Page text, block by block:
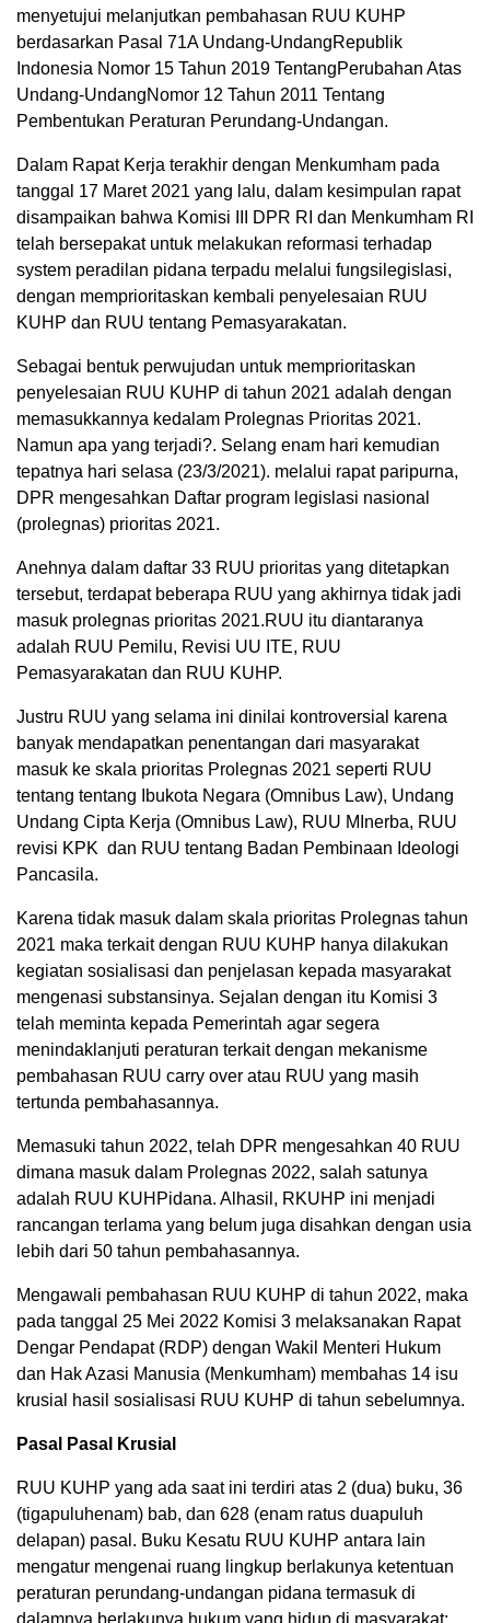
menyetujui melanjutkan pembahasan RUU KUHP
berdasarkan Pasal 71A Undang-UndangRepublik
Indonesia Nomor 15 Tahun 2019 TentangPerubahan Atas
Undang-UndangNomor 12 Tahun 2011 Tentang
Pembentukan Peraturan Perundang-Undangan.
Dalam Rapat Kerja terakhir dengan Menkumham pada
tanggal 17 Maret 2021 yang lalu, dalam kesimpulan rapat
disampaikan bahwa Komisi III DPR RI dan Menkumham RI
telah bersepakat untuk melakukan reformasi terhadap
system peradilan pidana terpadu melalui fungsilegislasi,
dengan memprioritaskan kembali penyelesaian RUU
KUHP dan RUU tentang Pemasyarakatan.
Sebagai bentuk perwujudan untuk memprioritaskan
penyelesaian RUU KUHP di tahun 2021 adalah dengan
memasukkannya kedalam Prolegnas Prioritas 2021.
Namun apa yang terjadi?. Selang enam hari kemudian
tepatnya hari selasa (23/3/2021). melalui rapat paripurna,
DPR mengesahkan Daftar program legislasi nasional
(prolegnas) prioritas 2021.
Anehnya dalam daftar 33 RUU prioritas yang ditetapkan
tersebut, terdapat beberapa RUU yang akhirnya tidak jadi
masuk prolegnas prioritas 2021.RUU itu diantaranya
adalah RUU Pemilu, Revisi UU ITE, RUU
Pemasyarakatan dan RUU KUHP.
Justru RUU yang selama ini dinilai kontroversial karena
banyak mendapatkan penentangan dari masyarakat
masuk ke skala prioritas Prolegnas 2021 seperti RUU
tentang tentang Ibukota Negara (Omnibus Law), Undang
Undang Cipta Kerja (Omnibus Law), RUU MInerba, RUU
revisi KPK dan RUU tentang Badan Pembinaan Ideologi
Pancasila.
Karena tidak masuk dalam skala prioritas Prolegnas tahun
2021 maka terkait dengan RUU KUHP hanya dilakukan
kegiatan sosialisasi dan penjelasan kepada masyarakat
mengenasi substansinya. Sejalan dengan itu Komisi 3
telah meminta kepada Pemerintah agar segera
menindaklanjuti peraturan terkait dengan mekanisme
pembahasan RUU carry over atau RUU yang masih
tertunda pembahasannya.
Memasuki tahun 2022, telah DPR mengesahkan 40 RUU
dimana masuk dalam Prolegnas 2022, salah satunya
adalah RUU KUHPidana. Alhasil, RKUHP ini menjadi
rancangan terlama yang belum juga disahkan dengan usia
lebih dari 50 tahun pembahasannya.
Mengawali pembahasan RUU KUHP di tahun 2022, maka
pada tanggal 25 Mei 2022 Komisi 3 melaksanakan Rapat
Dengar Pendapat (RDP) dengan Wakil Menteri Hukum
dan Hak Azasi Manusia (Menkumham) membahas 14 isu
krusial hasil sosialisasi RUU KUHP di tahun sebelumnya.
Pasal Pasal Krusial
RUU KUHP yang ada saat ini terdiri atas 2 (dua) buku, 36
(tigapuluhenam) bab, dan 628 (enam ratus duapuluh
delapan) pasal. Buku Kesatu RUU KUHP antara lain
mengatur mengenai ruang lingkup berlakunya ketentuan
peraturan perundang-undangan pidana termasuk di
dalamnya berlakunya hukum yang hidup di masyarakat;